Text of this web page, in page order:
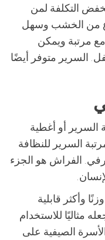
التكلفة لمن
من الخشب وسهل
مرتبة ويمكن
السرير متوفر أيضًا
السرير أو أغطية
السرير للنظافة
الفراش هو الجزء
وأكثر قابلية
مثاليًا للاستخدام
الصيفية على